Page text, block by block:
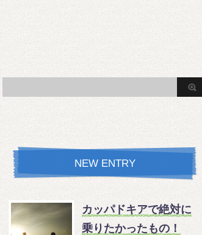
NEW ENTRY
カッパドキアで絶対に
乗りたかったもの！